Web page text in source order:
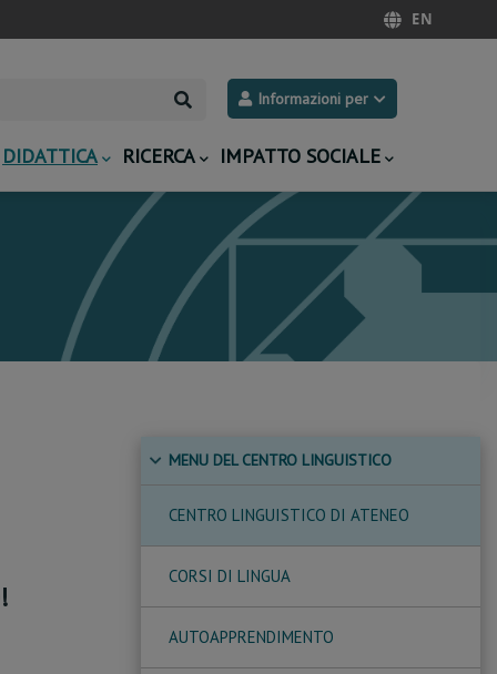
EN
Informazioni per
DIDATTICA RICERCA IMPATTO SOCIALE
MENU DEL CENTRO LINGUISTICO
CENTRO LINGUISTICO DI ATENEO
CORSI DI LINGUA
AUTOAPPRENDIMENTO